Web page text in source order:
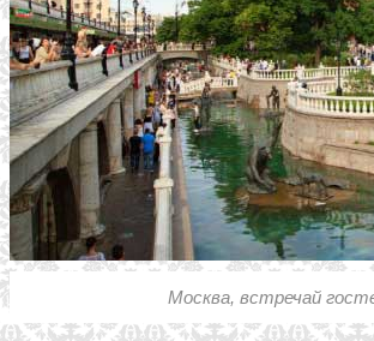
Москва, встречай